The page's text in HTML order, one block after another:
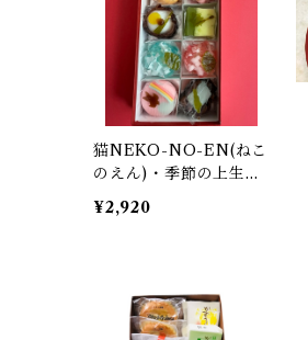
猫NEKO-NO-EN(ねこ
のえん)・季節の上生菓
子セット10個
¥2,920